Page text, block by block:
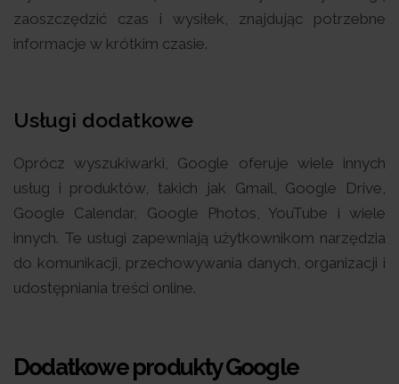
zaoszczędzić czas i wysiłek, znajdując potrzebne
informacje w krótkim czasie.
Usługi dodatkowe
Oprócz wyszukiwarki, Google oferuje wiele innych
usług i produktów, takich jak Gmail, Google Drive,
Google Calendar, Google Photos, YouTube i wiele
innych. Te usługi zapewniają użytkownikom narzędzia
do komunikacji, przechowywania danych, organizacji i
udostępniania treści online.
Dodatkowe produkty Google